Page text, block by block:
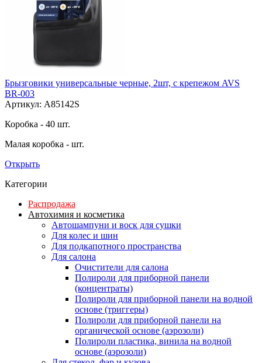
Брызговики универсальные черные, 2шт, с крепежом AVS
BR-003
Артикул: A85142S
Коробка - 40 шт.
Малая коробка - шт.
Открыть
Категории
Распродажа
Автохимия и косметика
Автошампуни и воск для сушки
Для колес и шин
Для подкапотного пространства
Для салона
Очистители для салона
Полироли для приборной панели
(концентраты)
Полироли для приборной панели на водной
основе (триггеры)
Полироли для приборной панели на
органической основе (аэрозоли)
Полироли пластика, винила на водной
основе (аэрозоли)